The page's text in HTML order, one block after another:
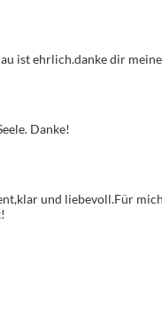
ist ehrlich.danke dir
Danke!
und liebevoll.Für